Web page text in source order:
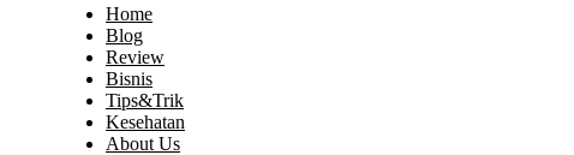
Home
Blog
Review
Bisnis
Tips&Trik
Kesehatan
About Us